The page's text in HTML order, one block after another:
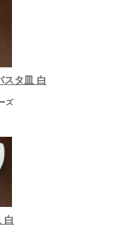
スタ皿 白
ズ
白